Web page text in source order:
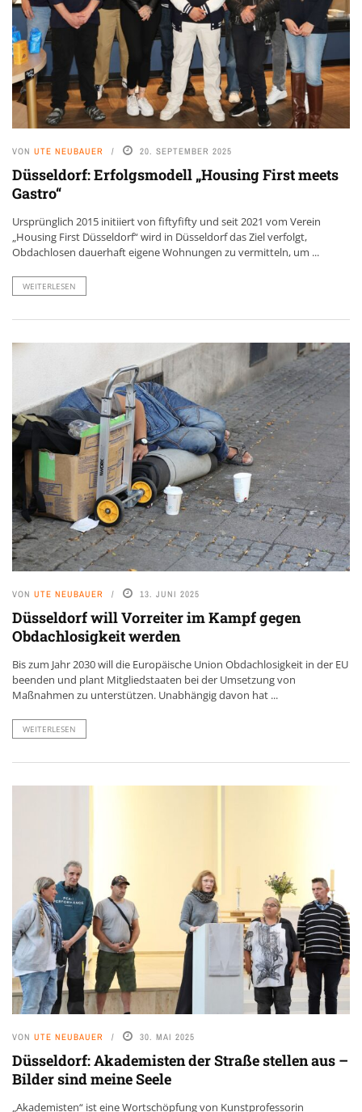
VON UTE NEUBAUER 20. SEPTEMBER 2025
Düsseldorf: Erfolgsmodell „Housing First meets
Gastro“
Ursprünglich 2015 initiiert von fiftyfifty und seit 2021 vom Verein
„Housing First Düsseldorf“ wird in Düsseldorf das Ziel verfolgt,
Obdachlosen dauerhaft eigene Wohnungen zu vermitteln, um ...
WEITERLESEN
VON UTE NEUBAUER 13. JUNI 2025
Düsseldorf will Vorreiter im Kampf gegen
Obdachlosigkeit werden
Bis zum Jahr 2030 will die Europäische Union Obdachlosigkeit in der EU
beenden und plant Mitgliedstaaten bei der Umsetzung von
Maßnahmen zu unterstützen. Unabhängig davon hat ...
WEITERLESEN
VON UTE NEUBAUER 30. MAI 2025
Düsseldorf: Akademisten der Straße stellen aus –
Bilder sind meine Seele
„Akademisten“ ist eine Wortschöpfung von Kunstprofessorin